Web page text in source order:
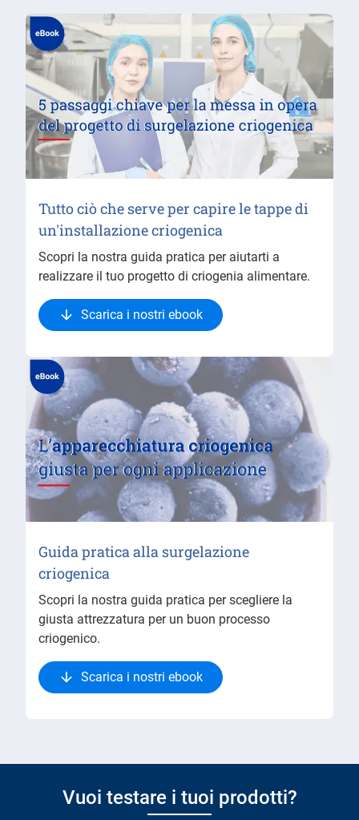
Tutto ciò che serve per capire le tappe di
un'installazione criogenica
Scopri la nostra guida pratica per aiutarti a
realizzare il tuo progetto di criogenia alimentare.
Scarica i nostri ebook
Guida pratica alla surgelazione
criogenica
Scopri la nostra guida pratica per scegliere la
giusta attrezzatura per un buon processo
criogenico.
Scarica i nostri ebook
Vuoi testare i tuoi prodotti?